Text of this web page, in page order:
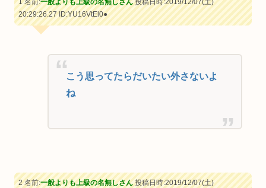
1 名前:一般よりも上級の名無しさん投稿日時:2019/12/07(土)
20:29:26.27ID:YU16VtEl0●
こう思ってたらだいたい外さないよ
ね
2 名前:一般よりも上級の名無しさん投稿日時:2019/12/07(土)